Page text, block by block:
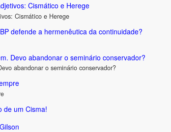
Cismático e Herege
Cismático e Herege
defende a hermenêutica da continuidade?
Devo abandonar o seminário conservador?
abandonar o seminário conservador?
de um Cisma!